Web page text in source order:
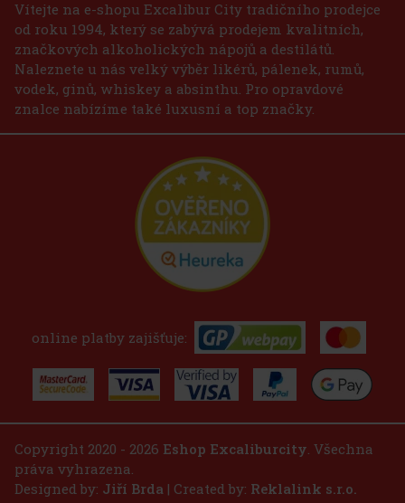
Vítejte na e-shopu Excalibur City tradičního prodejce
od roku 1994, který se zabývá prodejem kvalitních,
značkových alkoholických nápojů a destilátů.
Naleznete u nás velký výběr likérů, pálenek, rumů,
vodek, ginů, whiskey a absinthu. Pro opravdové
znalce nabízíme také luxusní a top značky.
online platby zajišťuje:
Copyright 2020 - 2026 Eshop Excaliburcity . Všechna
práva vyhrazena.
Designed by: Jiří Brda | Created by: Reklalink s.r.o.